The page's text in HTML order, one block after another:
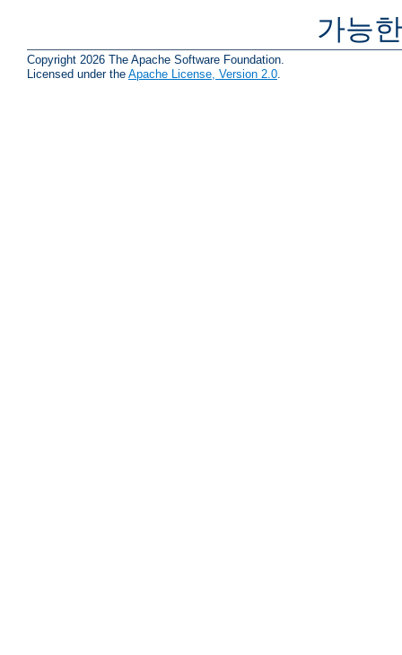
가능
Copyright 2026 The Apache Software Foundation.
Licensed under the Apache License, Version 2.0